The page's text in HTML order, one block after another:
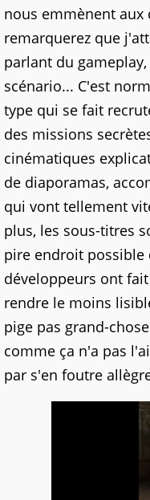
nous emmènent aux
remarquerez que
parlant du
scénario... C'est
type qui se fait
des missions
cinématiques
de diaporamas,
qui vont tellement
plus, les sous-titres
pire endroit possible
développeurs ont
rendre le moins
pige pas grand-
comme ça n'a pas
par s'en foutre